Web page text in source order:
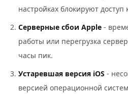
настройках блокируют
Серверные сбои Apple -
работы или перегрузка
часы пик.
Устаревшая версия iOS -
версией операционной